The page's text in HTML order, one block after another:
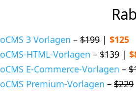
3 Vorlagen – $199 | $125
HTML-Vorlagen – $139 |
E-Commerce-Vorlagen –
Premium-Vorlagen – $229